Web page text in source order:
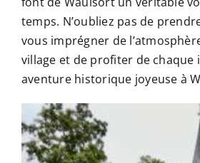
temps. N’oubliez pas de
vous imprégner de
village et de profiter de chaque
aventure historique joyeuse à